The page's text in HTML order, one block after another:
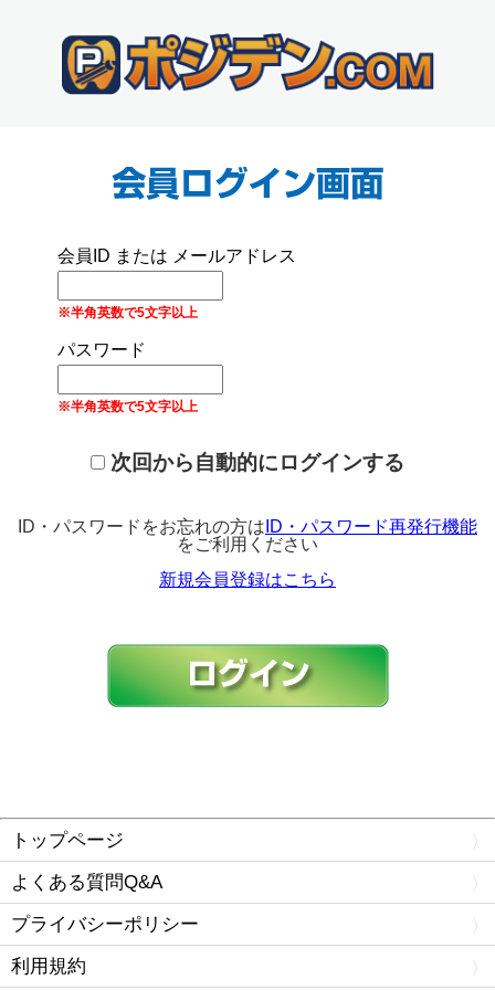
会員ID または メールアドレス
※半角英数で5文字以上
パスワード
※半角英数で5文字以上
次回から自動的にログインする
ID・パスワードをお忘れの方は ID・パスワード再発行機能
をご利用ください
新規会員登録はこちら
トップページ
よくある質問Q&A
プライバシーポリシー
利用規約